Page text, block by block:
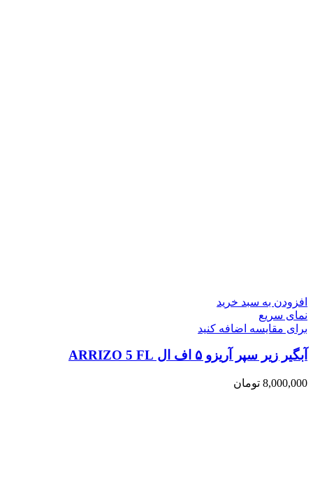
افزودن به سبد خرید
نمای سریع
برای مقایسه اضافه کنید
آبگیر زیر سپر آریزو ۵ اف ال ARRIZO 5 FL
8,000,000 تومان